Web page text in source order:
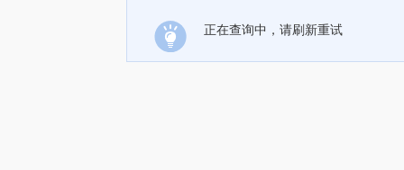
正在查询中，请刷新重试